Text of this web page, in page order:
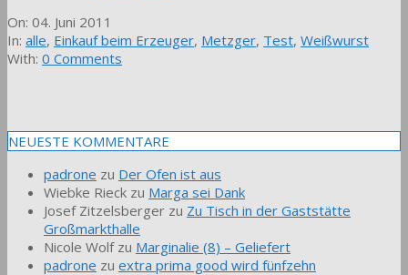
2011-
06-
04
On: 04. Juni 2011
In: alle, Einkauf beim Erzeuger, Metzger, Test, Weißwurst
With: 0 Comments
NEUESTE KOMMENTARE
padrone zu Der Ofen ist aus
Wiebke Rieck zu Marga sei Dank
Josef Zitzelsberger zu Zu Tisch in der Gaststätte
Großmarkthalle
Nicole Wolfzu Marginalie (8) – Geliefert
padrone zu extra prima good wird fünfzehn